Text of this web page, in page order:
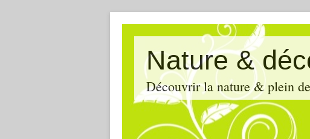
Nature &
Découvrir la nature & plein